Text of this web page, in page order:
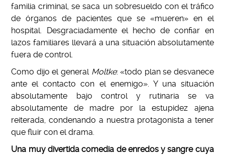
familia criminal, se saca un sobresueldo con el tráfico
de órganos de pacientes que se «mueren» en el
hospital.
Desgraciadamente el hecho de confiar en
lazos familiares llevará a una situación absolutamente
fuera de control.
Como dijo el general Moltke: «todo plan se desvanece
ante el contacto con el enemigo». Y una situación
absolutamente bajo control y rutinaria se va
absolutamente de madre por la estupidez ajena
reiterada, condenando a nuestra protagonista a tener
que fluir con el drama.
Una muy divertida comedia de enredos y sangre cuya